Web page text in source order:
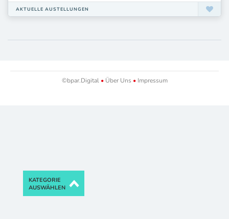
AKTUELLE AUSTELLUNGEN
©bpar.Digital •Über Uns •Impressum
KATEGORIE
AUSWÄHLEN